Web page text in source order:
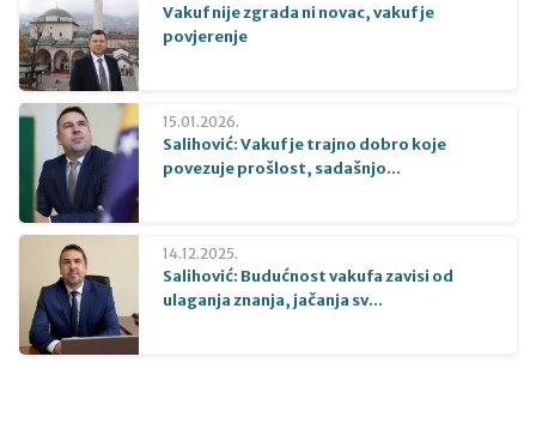
Vakuf nije zgrada ni novac, vakuf je
povjerenje
15.01.2026.
Salihović: Vakuf je trajno dobro koje
povezuje prošlost, sadašnjo...
14.12.2025.
Salihović: Budućnost vakufa zavisi od
ulaganja znanja, jačanja sv...